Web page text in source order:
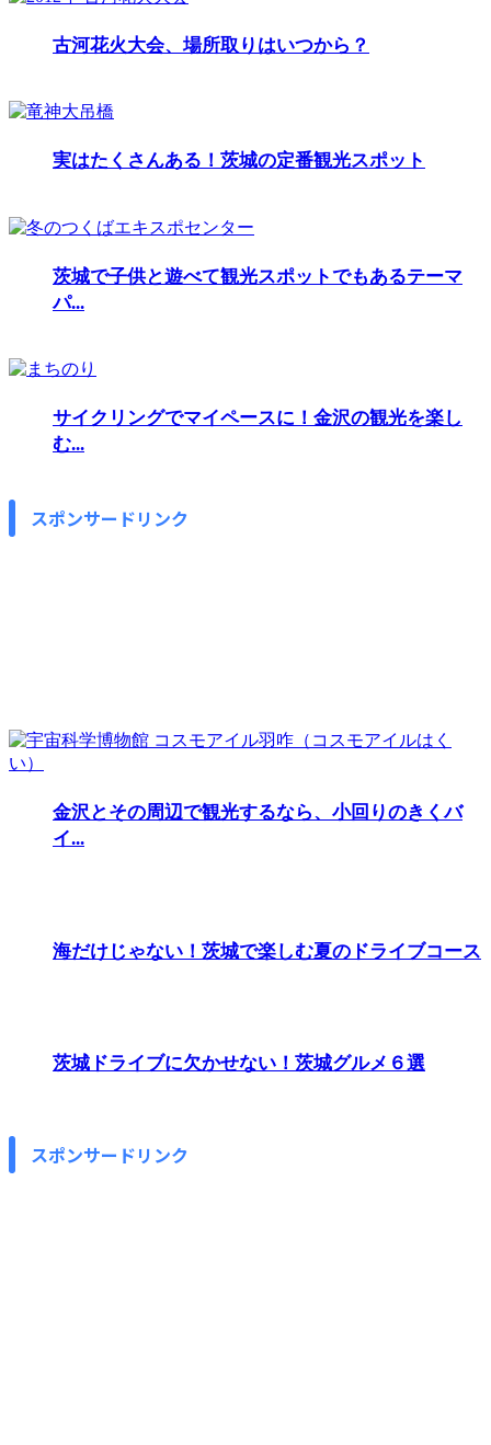
古河花火大会、場所取りはいつから？
実はたくさんある！茨城の定番観光スポット
茨城で子供と遊べて観光スポットでもあるテーマ
パ...
サイクリングでマイペースに！金沢の観光を楽し
む...
スポンサードリンク
金沢とその周辺で観光するなら、小回りのきくバ
イ...
海だけじゃない！茨城で楽しむ夏のドライブコース
茨城ドライブに欠かせない！茨城グルメ６選
スポンサードリンク